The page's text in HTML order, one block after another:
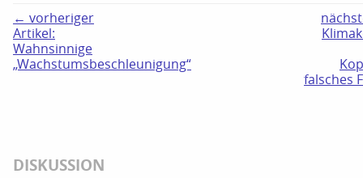
← vorheriger
Artikel:
Wahnsinnige
„Wachstumsbeschleunigung“
falsches
DISKUSSION